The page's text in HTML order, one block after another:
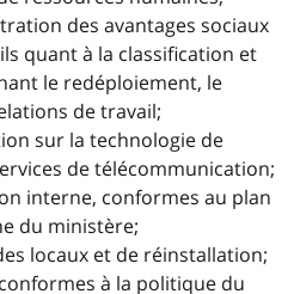
des avantages sociaux
quant à la classification et
le redéploiement, le
de travail;
sur la technologie de
de télécommunication;
interne, conformes au plan
du ministère;
locaux et de réinstallation;
à la politique du